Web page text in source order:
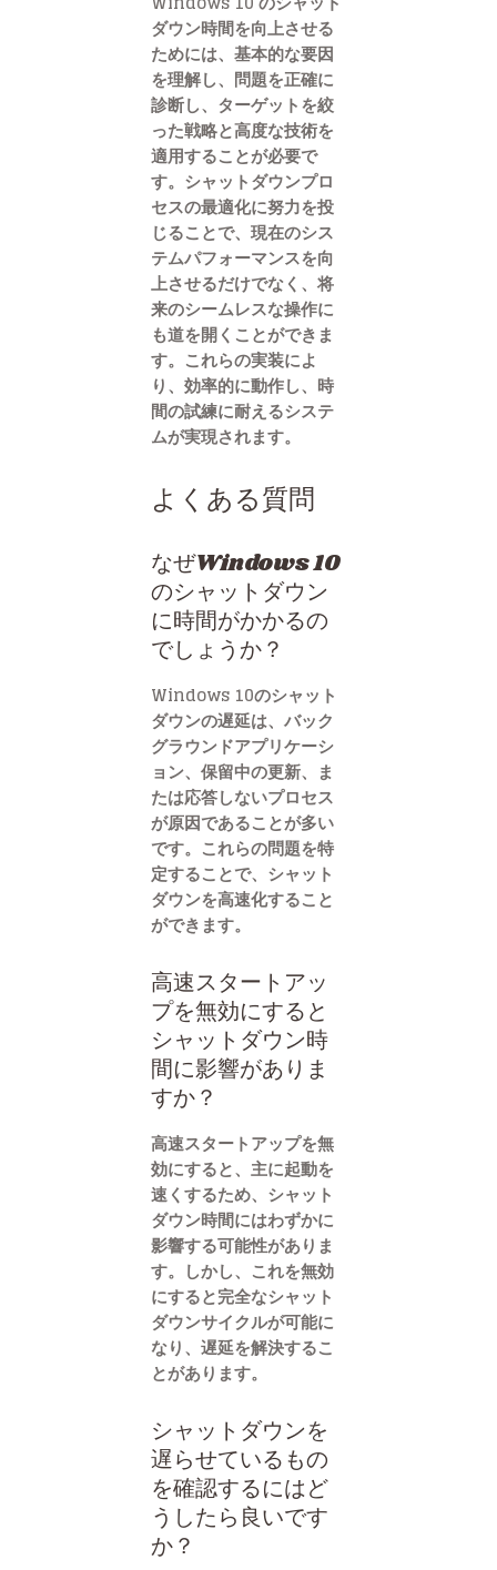
ダウン時間を向上させる
ためには、基本的な要因
を理解し、問題を正確に
診断し、ターゲットを絞
った戦略と高度な技術を
適用することが必要で
す。シャットダウンプロ
セスの最適化に努力を投
じることで、現在のシス
テムパフォーマンスを向
上させるだけでなく、将
来のシームレスな操作に
も道を開くことができま
す。これらの実装によ
り、効率的に動作し、時
間の試練に耐えるシステ
ムが実現されます。
よくある質問
なぜWindows 10
のシャットダウン
に時間がかかるの
でしょうか？
Windows 10のシャット
ダウンの遅延は、バック
グラウンドアプリケーシ
ョン、保留中の更新、ま
たは応答しないプロセス
が原因であることが多い
です。これらの問題を特
定することで、シャット
ダウンを高速化すること
ができます。
高速スタートアッ
プを無効にすると
シャットダウン時
間に影響がありま
すか？
高速スタートアップを無
効にすると、主に起動を
速くするため、シャット
ダウン時間にはわずかに
影響する可能性がありま
す。しかし、これを無効
にすると完全なシャット
ダウンサイクルが可能に
なり、遅延を解決するこ
とがあります。
シャットダウンを
遅らせているもの
を確認するにはど
うしたら良いです
か？